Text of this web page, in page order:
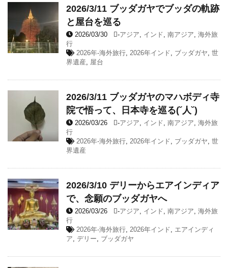
2026/3/11 ブッダガヤでブッダの軌跡
と屋台を巡る
2026/03/30 -アジア, インド, 南アジア, 海外旅
行
2026年-海外旅行, 2026年インド, ブッダガヤ, 世
界遺産, 屋台
2026/3/11 ブッダガヤのマハボディ寺
院で悟って、日本寺を巡る(˘人˘)
2026/03/26 -アジア, インド, 南アジア, 海外旅
行
2026年-海外旅行, 2026年インド, ブッダガヤ, 世
界遺産
2026/3/10 デリーからエアインディア
で、念願のブッダガヤへ
2026/03/26 -アジア, インド, 南アジア, 海外旅
行
2026年-海外旅行, 2026年インド, エアインディ
ア, デリー, ブッダガヤ